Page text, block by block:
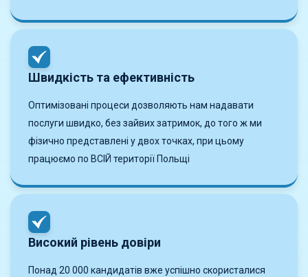
Швидкість та ефективність
Оптимізовані процеси дозволяють нам надавати
послуги швидко, без зайвих затримок, до того ж ми
фізично представлені у двох точках, при цьому
працюємо по ВСІЙ території Польщі
Високий рівень довіри
Понад 20 000 кандидатів вже успішно скористалися